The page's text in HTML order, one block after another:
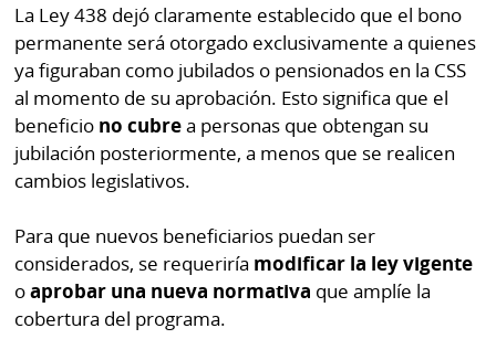
Cero
KM
Corprensa
Busca
Fácil
⌾
Hoy
por
Hoy
⌾
Picante
⌾
La
Tal
Cual
⌾
Censura
La Ley 438 dejó claramente establecido que el bono
permanente será otorgado exclusivamente a quienes
ya figuraban como jubilados o pensionados en la CSS
al momento de su aprobación. Esto significa que el
beneficio no cubrea personas que obtengan su
jubilación posteriormente, a menos que se realicen
cambios legislativos.
Para que nuevos beneficiarios puedan ser
considerados, se requeriría modificar la ley vigente
oaprobar una nueva normativa que amplíe la
cobertura del programa.